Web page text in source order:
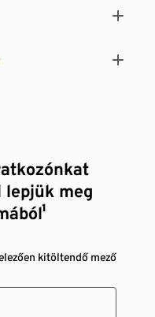
lepjük meg
kitöltendő mező